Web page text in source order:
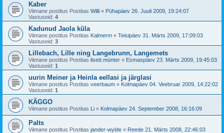
Kaber
Viimane postitus Postitas Willi « Pühapäev 26. Juuli 2009, 19:24:07
Vastuseid: 4
Kadunud Jaola küla
Viimane postitus Postitas Kalmerm « Teisipäev 31. Märts 2009, 17:09:03
Vastuseid: 3
Lillebach, Lille ning Langebrunn, Langemets
Viimane postitus Postitas lisett.münter « Esmaspäev 23. Märts 2009, 19:45:03
Vastuseid: 1
uurin Meiner ja Heinla eellasi ja järglasi
Viimane postitus Postitas veerbaum « Kolmapäev 04. Veebruar 2009, 14:22:02
Vastuseid: 1
KÄGGO
Viimane postitus Postitas Li « Kolmapäev 24. September 2008, 16:16:09
Palts
Viimane postitus Postitas jander-wylde « Reede 21. Märts 2008, 22:46:03